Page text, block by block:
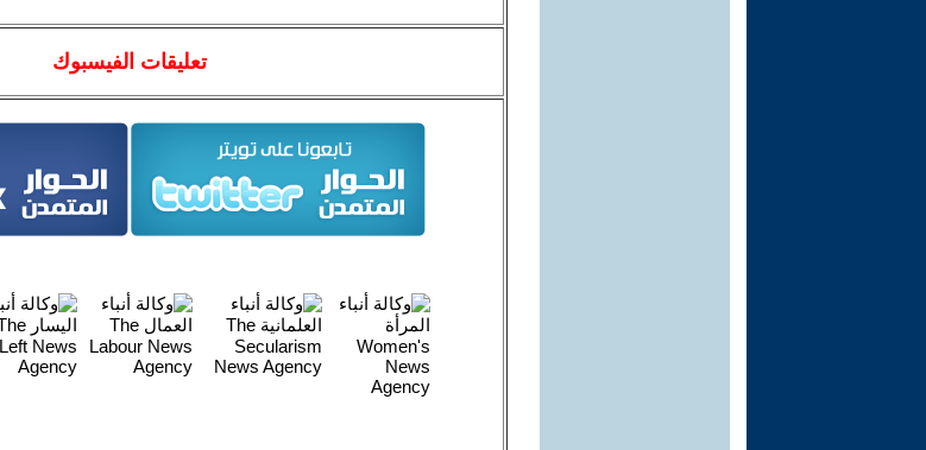
تعليقات الفيسبوك